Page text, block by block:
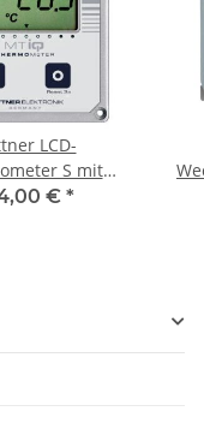
LCD-
S mit
€ *